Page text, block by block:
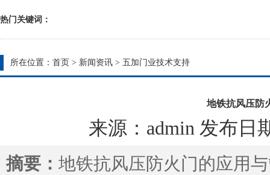
热门关键词：
所在位置： 首页 > 新闻资讯 > 五加门业技术支持
地铁抗风压防
来源：admin 发布日
摘要： 地铁抗风压防火门的应用